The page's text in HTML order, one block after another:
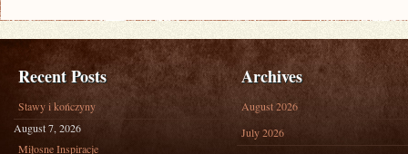
Recent Posts
Stawy i kończyny
August 7, 2026
Miłosne Inspiracje
Archives
August 2026
July 2026